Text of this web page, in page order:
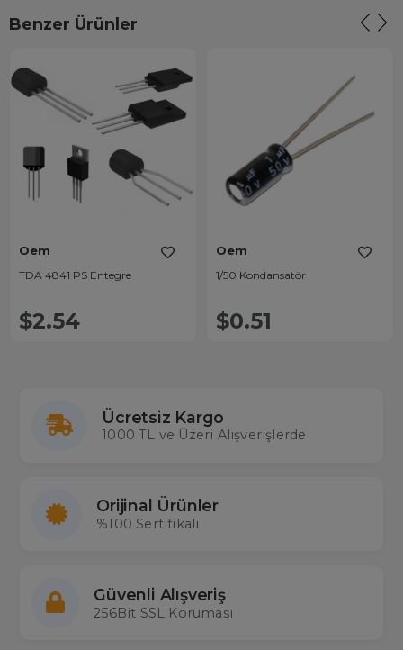
Benzer Ürünler
Oem
TDA 4841 PS Entegre
$2.54
Oem
1/50 Kondansatör
$0.51
Ücretsiz Kargo
1000 TL ve Üzeri Alışverişlerde
Orijinal Ürünler
%100 Sertifikalı
Güvenli Alışveriş
256Bit SSL Koruması